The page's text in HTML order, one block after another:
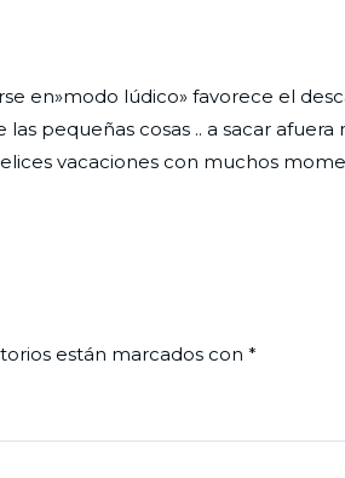
en»modo lúdico» favorece el
pequeñas cosas .. a sacar afuera
vacaciones con muchos
están marcados con *